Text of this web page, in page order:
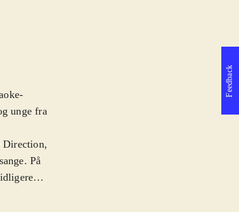
unge fra
Direction,
På
Feedback